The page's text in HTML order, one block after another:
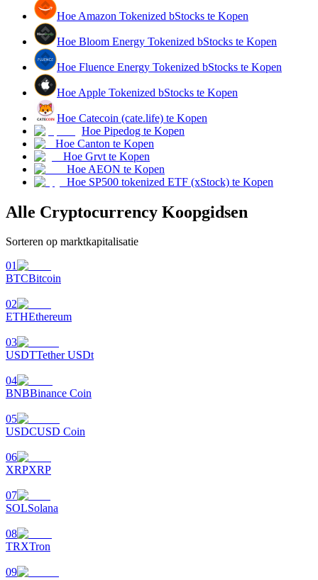
Macht varkentje
Verdien dagelijks competitieve beloningen
Uitzetten
Hoog rendement en directe toegang
Hoe Amazon Tokenized bStocks te Kopen
Hoe Bloom Energy Tokenized bStocks te Kopen
Hoe Fluence Energy Tokenized bStocks te Kopen
Hoe Apple Tokenized bStocks te Kopen
Hoe Catecoin (cate.life) te Kopen
Hoe Pipedog te Kopen
Hoe Canton te Kopen
Hoe Grvt te Kopen
Hoe AEON te Kopen
Hoe SP500 tokenized ETF (xStock) te Kopen
Alle Cryptocurrency Koopgidsen
Sorteren op marktkapitalisatie
01
BTCBitcoin
02
ETHEthereum
03
USDTTether USDt
04
BNBBinance Coin
05
USDCUSD Coin
06
XRPXRP
07
SOLSolana
08
TRXTron
09